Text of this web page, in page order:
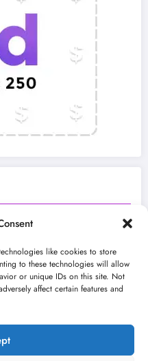
like cookies to store
to these technologies will allow
or unique IDs on this site. Not
affect certain features and
Youtube